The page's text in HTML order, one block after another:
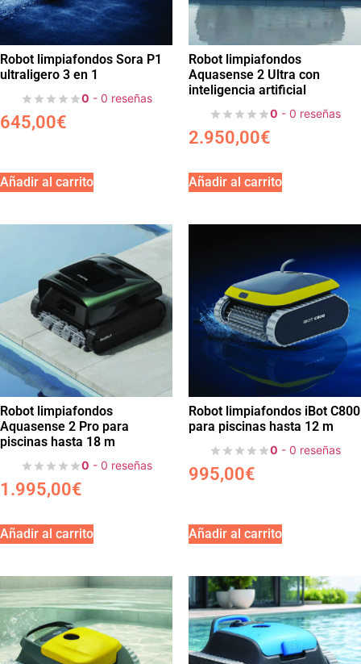
Robot limpiafondos Sora P1
ultraligero 3 en 1
0 - 0 reseñas
645,00€
Añadir al carrito
Robot limpiafondos
Aquasense 2 Ultra con
inteligencia artificial
0 - 0 reseñas
2.950,00€
Añadir al carrito
Robot limpiafondos
Aquasense 2 Pro para
piscinas hasta 18 m
0 - 0 reseñas
1.995,00€
Añadir al carrito
Robot limpiafondos iBot C800
para piscinas hasta 12 m
0 - 0 reseñas
995,00€
Añadir al carrito